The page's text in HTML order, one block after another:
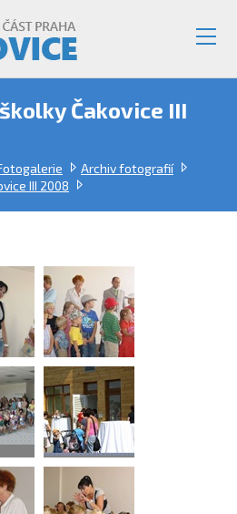
Čakovice III
Archiv fotografií
III 2008